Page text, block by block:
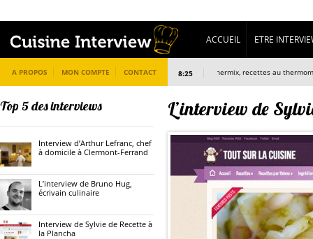
ACCUEIL ETRE
A PROPOS MON COMPTE CONTACT 8:25
L’interview de omothermix, recettes au thermomix
Top 5 des interviews
Interview d’Arthur Lefranc, chef
à domicile à Clermont-Ferrand
L’interview de Bruno Hug,
écrivain culinaire
Interview de Sylvie de Recette à
la Plancha
L’interview de